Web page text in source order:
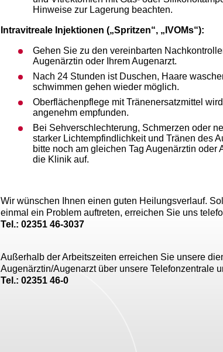
Hinweise zur Lagerung beachten.
Intravitreale Injektionen („Spritzen“, „IVOMs“):
Gehen Sie zu den vereinbarten
Augenärztin oder Ihrem Augenarzt.
Nach 24 Stunden ist Duschen, Haare
schwimmen gehen wieder möglich.
Oberflächenpflege mit Tränenersatzmittel
angenehm empfunden.
Bei Sehverschlechterung, Schmerzen oder
starker Lichtempfindlichkeit und Tränen des
bitte noch am gleichen Tag Augenärztin oder
die Klinik auf.
Wir wünschen Ihnen einen guten Heilungsverlauf.
einmal ein Problem auftreten, erreichen Sie uns
Tel.: 02351 46-3037
Außerhalb der Arbeitszeiten erreichen Sie unsere
Augenärztin/Augenarzt über unsere Telefonzentrale
Tel.: 02351 46-0